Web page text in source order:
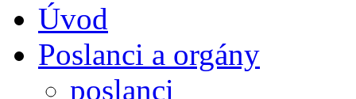
Úvod
Poslanci a orgány
poslanci